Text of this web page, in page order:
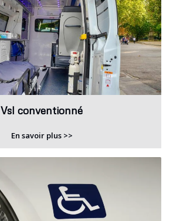
Vsl conventionné
En savoir plus >>